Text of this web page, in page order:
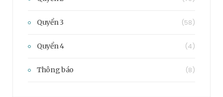
Quyển 3 (58)
Quyển 4 (4)
Thông báo (8)